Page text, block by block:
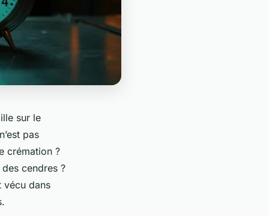
sur le
pas
crémation ?
cendres ?
vécu dans